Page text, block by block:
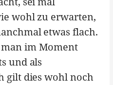
wohl zu erwarten,
etwas flach.
im Moment
und als
gilt dies wohl noch